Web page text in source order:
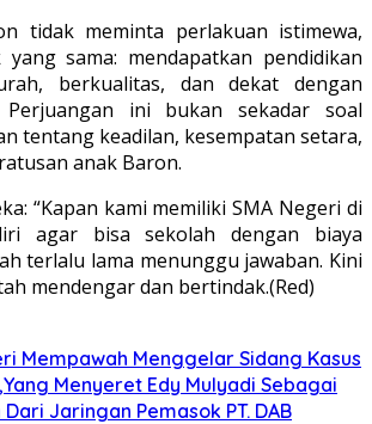
tidak meminta perlakuan istimewa,
sama: mendapatkan pendidikan
berkualitas, dan dekat dengan
ini bukan sekadar soal
tentang keadilan, kesempatan setara,
anak Baron.
“Kapan kami memiliki SMA Negeri di
agar bisa sekolah dengan biaya
terlalu lama menunggu jawaban. Kini
mendengar dan bertindak.(Red)
Mempawah Menggelar Sidang Kasus
Menyeret Edy Mulyadi Sebagai
Jaringan Pemasok PT. DAB